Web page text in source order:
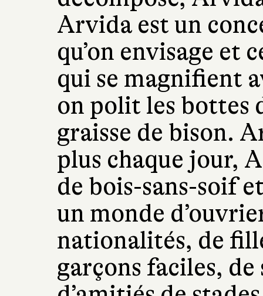
Arvida est un
qu’on envisage et
qui se magnifient
on polit les bottes
graisse de bison.
plus chaque jour,
de bois-sans-soif
un monde
nationalités, de
garçons faciles,